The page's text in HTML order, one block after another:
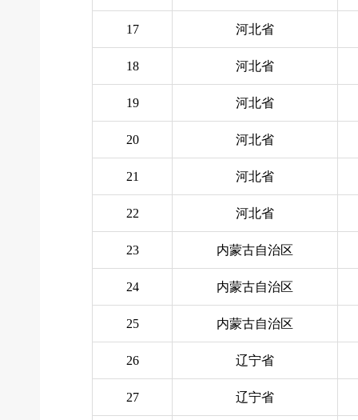
17 河北省
18 河北省
19 河北省
20 河北省
21 河北省
22 河北省
23 内蒙古自治区
24 内蒙古自治区
25 内蒙古自治区
26 辽宁省
27 辽宁省